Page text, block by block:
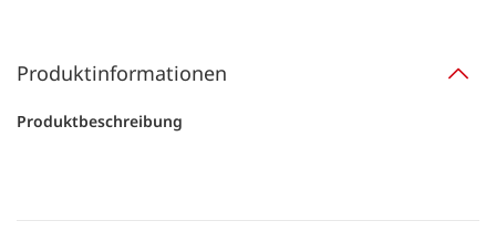
Produktinformationen
Produktbeschreibung